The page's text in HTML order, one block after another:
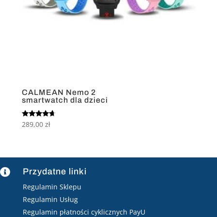
CALMEAN Nemo 2
smartwatch dla dzieci
Oceniono
4.50
289,00 zł
 Przydatne linki
Regulamin Sklepu
Regulamin Usług
Regulamin płatności cyklicznych PayU